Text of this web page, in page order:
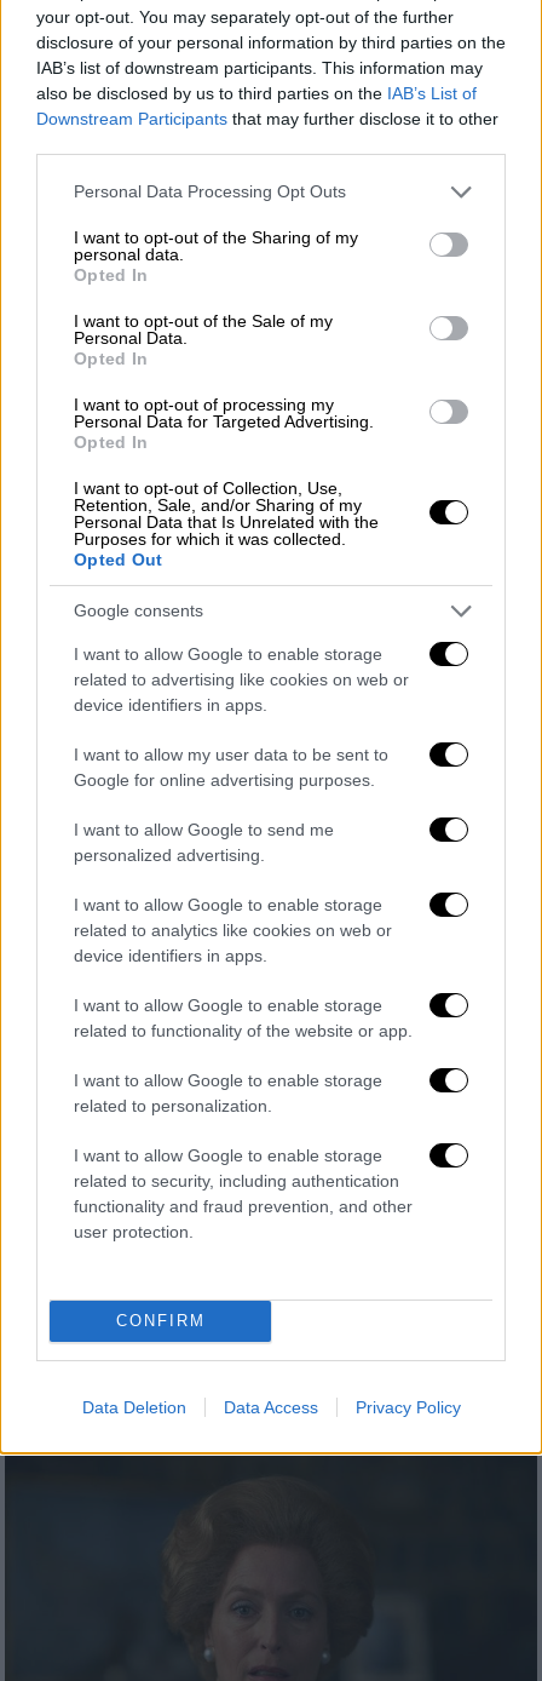
your opt-out. You may separately opt-out of the further
disclosure of your personal information by third parties on the
IAB’s list of downstream participants. This information may
also be disclosed by us to third parties on the IAB’s List of
Downstream Participants that may further disclose it to other
Please note that this website/app uses one or more Google
not limited to your visit or usage behaviour. You may click to
grant or deny consent to Google and its third-party tags to
use your data for below specified purposes in below Google
consent section.
Personal Data Processing Opt Outs
I want to opt-out of the Sharing of my
personal data.
Opted In
I want to opt-out of the Sale of my
Personal Data.
Opted In
I want to opt-out of processing my
Personal Data for Targeted Advertising.
Opted In
I want to opt-out of Collection, Use,
Retention, Sale, and/or Sharing of my
Personal Data that Is Unrelated with the
Purposes for which it was collected.
Opted Out
Google consents
I want to allow Google to enable storage
related to advertising like cookies on web or
device identifiers in apps.
I want to allow my user data to be sent to
Google for online advertising purposes.
I want to allow Google to send me
personalized advertising.
I want to allow Google to enable storage
related to analytics like cookies on web or
device identifiers in apps.
I want to allow Google to enable storage
related to functionality of the website or app.
I want to allow Google to enable storage
related to personalization.
I want to allow Google to enable storage
related to security, including authentication
functionality and fraud prevention, and other
user protection.
CONFIRM
Data Deletion Data Access Privacy Policy
Σαν σήμερα 10 Οκτωβρίου η Μάργκαρετ
Θάτσερ εκφωνεί το περίφημο: «Η κυρία
πορεία δεν αλλάζει»
10 Οκτωβρίου του 1980 και η η Μάργκαρετ
Θάτσερ μιλώντας στο συνέδριο του
κόμματος των συντηρητικών θα πει:
πορεία δεν αλλάζει».
Ιστορία 02.04.2021 07:11
Φόκλαντ και η Θάτσερ βάφει τη
Βρετανία στα χρώματα του πολέμου
2 Απριλίου: Τίτου του θαυματουργού, Γ’
Χαιρετισμοί. Δεύτερη μέρα του Απρίλη
σήμερα και η Ιστορία έχει να θυμάται το
άναμμα του φυτιλιού που οδήγησε στον
πόλεμο των Φόκλαντ.
Ιστορία|24.02.2021 15:47
Μοιραία η 66η: Η απεργία πείνας του
λιμοκτονήσει
Ο νεαρότερος βουλευτής στην ιστορία της
μόλις για 26 ημέρες